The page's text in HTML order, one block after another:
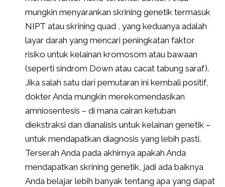
mungkin menyarankan skrining genetik termasuk
NIPT atau skrining quad , yang keduanya adalah
layar darah yang mencari peningkatan faktor
risiko untuk kelainan kromosom atau bawaan
(seperti sindrom Down atau cacat tabung saraf).
Jika salah satu dari pemutaran ini kembali positif,
dokter Anda mungkin merekomendasikan
amniosentesis – di mana cairan ketuban
diekstraksi dan dianalisis untuk kelainan genetik –
untuk mendapatkan diagnosis yang lebih pasti.
Terserah Anda pada akhirnya apakah Anda
mendapatkan skrining genetik, jadi ada baiknya
Anda belajar lebih banyak tentang apa yang dapat